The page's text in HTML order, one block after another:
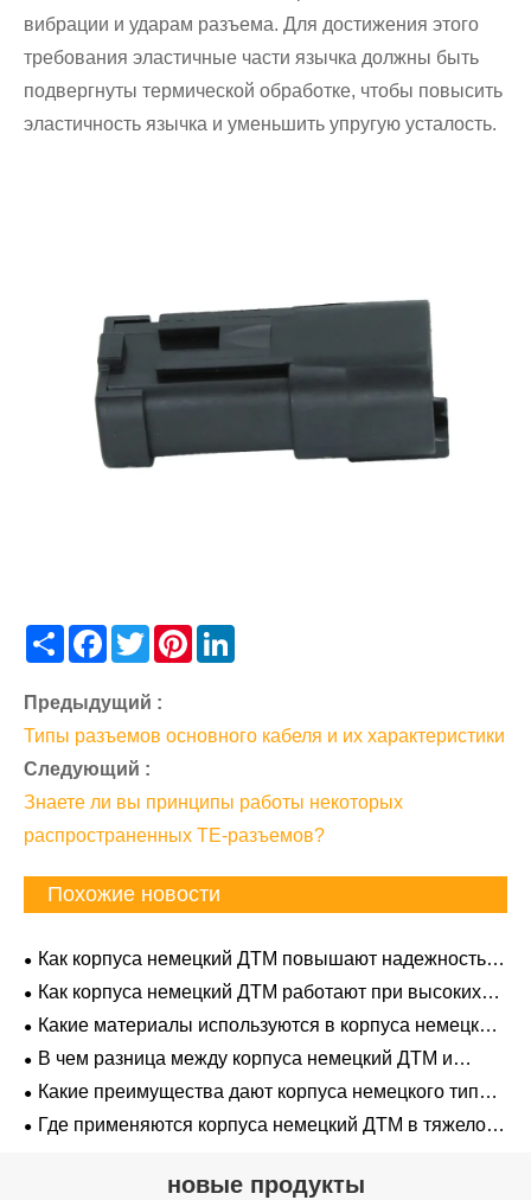
вибрации и ударам разъема. Для достижения этого
требования эластичные части язычка должны быть
подвергнуты термической обработке, чтобы повысить
эластичность язычка и уменьшить упругую усталость.
Share Facebook
TwitterPinterest
Предыдущий :
Типы разъемов основного кабеля и их характеристики
Следующий :
Знаете ли вы принципы работы некоторых
распространенных TE-разъемов?
Похожие новости
Как корпуса немецкий ДТМ повышают надежность
электрических систем?
Как корпуса немецкий ДТМ работают при высоких
температурах?
Какие материалы используются в корпуса немецкий
ДТМ?
В чем разница между корпуса немецкий ДТМ и
аналогами?
Какие преимущества дают корпуса немецкого типа
ДТМ в промышленности?
Где применяются корпуса немецкий ДТМ в тяжелой
новые продукты